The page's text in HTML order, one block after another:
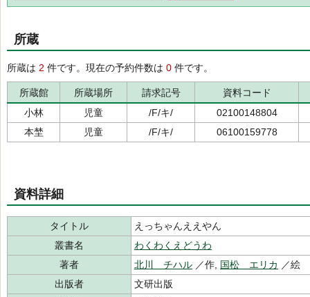
所蔵
所蔵は 2 件です。現在の予約件数は 0 件です。
所蔵館 所蔵場所 請求記号
資料コード
小林
児童 /F/キ/
02100148804
本埜
児童 /F/キ/ 06100159778
資料詳細
タイトル
えっちゃんええやん
叢書名
わくわくえどうわ
著者
北川 チハル ／作, 国松 エリカ ／絵
出版者
文研出版